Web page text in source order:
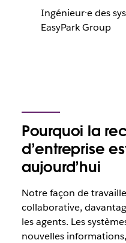
Ingénieur·e des
EasyPark Group
Pourquoi la
d’entreprise
aujourd’hui
Notre façon de
collaborative,
lesagents. Les
nouvelles